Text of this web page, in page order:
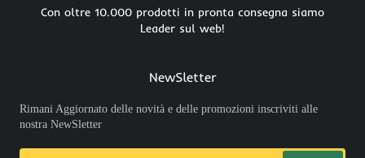
Con oltre 10.000 prodotti in pronta consegna siamo
Leader sul web!
NewSletter
Rimani Aggiornato delle novità e delle promozioni inscriviti alle
nostra NewSletter